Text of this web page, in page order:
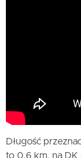
Długość
to 0,6 km, na